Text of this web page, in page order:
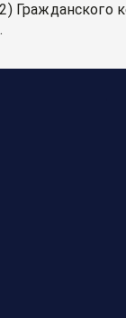
Гражданского